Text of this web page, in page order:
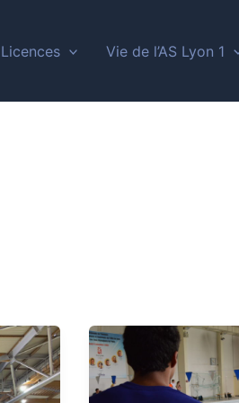
Licences Vie de l’AS Lyon 1